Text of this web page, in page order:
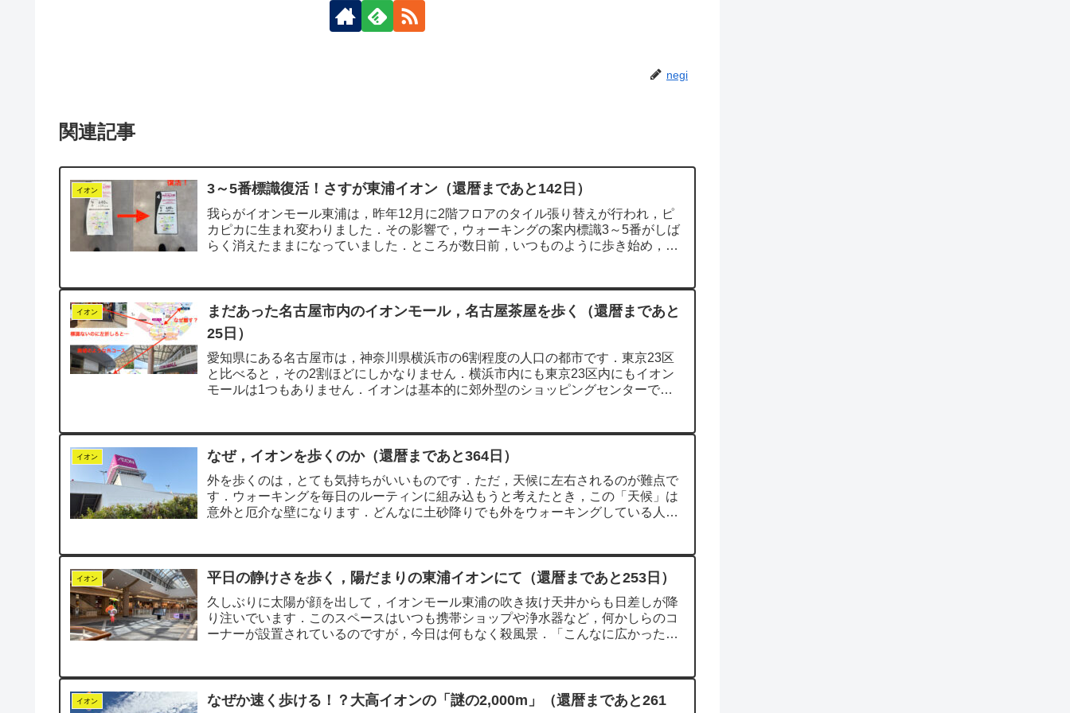
negi
関連記事
イオン 3～5番標識復活！さすが東浦イオン（還暦まであと142日）
我らがイオンモール東浦は，昨年12月に2階フロアのタイル張り替えが行われ，ピ
カピカに生まれ変わりました．その影響で，ウォーキングの案内標識3～5番がしば
らく消えたままになっていました．ところが数日前，いつものように歩き始め，2
イオン
まだあった名古屋市内のイオンモール，名古屋茶屋を歩く（還暦まであと
25日）
愛知県にある名古屋市は，神奈川県横浜市の6割程度の人口の都市です．東京23区
と比べると，その2割ほどにしかなりません．横浜市内にも東京23区内にもイオン
モールは1つもありません．イオンは基本的に郊外型のショッピングセンターで，
イオン なぜ，イオンを歩くのか（還暦まであと364日）
外を歩くのは，とても気持ちがいいものです．ただ，天候に左右されるのが難点で
す．ウォーキングを毎日のルーティンに組み込もうと考えたとき，この「天候」は
意外と厄介な壁になります．どんなに土砂降りでも外をウォーキングしている人を
イオン 平日の静けさを歩く，陽だまりの東浦イオンにて（還暦まであと253日）
久しぶりに太陽が顔を出して，イオンモール東浦の吹き抜け天井からも日差しが降
り注いでいます．このスペースはいつも携帯ショップや浄水器など，何かしらのコ
ーナーが設置されているのですが，今日は何もなく殺風景．「こんなに広かったん
イオン なぜか速く歩ける！？大高イオンの「謎の2,000m」（還暦まであと261